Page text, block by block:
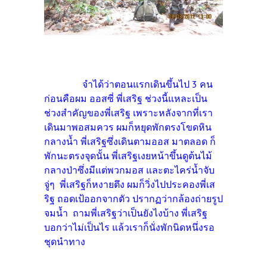
จำได้ว่าตอนแรกเดินขึ้นไป 3 คน
ก่อนคือผม ออสซี่ พี่เสริฐ ช่วงนี้แหละเป็น
ช่วงสำคัญของพี่เสริฐ เพราะหลังจากที่เรา
เดินมาพอสมควร ผมก็หยุดพักตรงโขดหิน
กลางน้ำ พี่เสริฐซึ่งเดินตามออส มาตลอด ก็
พักนะตรงจุดนั้น พี่เสริฐเงยหน้าขึ้นดูต้นไม้
กลางป่าซึ่งมีแต่พวกมอส และตะไคร่น้ำจับ
จู่ๆ พี่เสริฐก็หงายตึง ผมก็วิ่งไปประคองพี่เส
ริฐ ถอดเป้ออกจากตัว ปรากฏว่ากล้องถ่ายรูป
จมน้ำ ถามพี่เสริฐว่าเป็นยังไงบ้าง พี่เสริฐ
บอกว่าไม่เป็นไร แล้วเราก็นั่งพักนิดหนึ่งรอ
ชุดนำทาง